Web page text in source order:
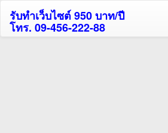
รับทำเว็บไซต์ 950 บาท/ปี
โทร. 09-456-222-88